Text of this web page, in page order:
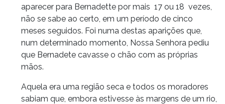
aparecer para Bernadette por mais 17 ou 18 vezes,
não se sabe ao certo, em um período de cinco
meses seguidos. Foi numa destas aparições que,
num determinado momento, Nossa Senhora pediu
que Bernadete cavasse o chão com as próprias
mãos.
Aquela era uma região seca e todos os moradores
sabiam que, embora estivesse às margens de um rio,